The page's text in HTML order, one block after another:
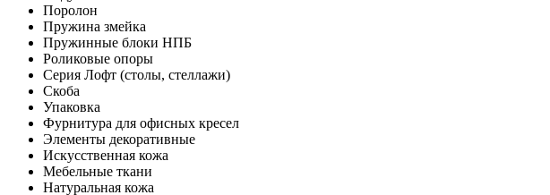
Поролон
Пружина змейка
Пружинные блоки НПБ
Роликовые опоры
Серия Лофт (столы, стеллажи)
Скоба
Упаковка
Фурнитура для офисных кресел
Элементы декоративные
Искусственная кожа
Мебельные ткани
Натуральная кожа